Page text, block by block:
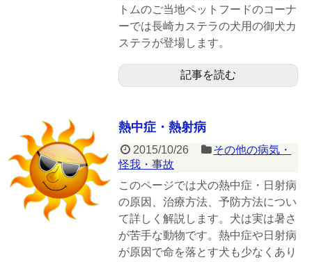
トムのご当地ペットフードのコーナ
ーでは長崎カステラの犬用の御犬カ
ステラが登場します。
記事を読む
熱中症・熱射病
2015/10/26
その他の病気・
怪我・事故
このページでは犬の熱中症・日射病
の原因、治療方法、予防方法につい
て詳しく解説します。犬は実は暑さ
が苦手な動物です。熱中症や日射病
が原因で命を落とす犬も少なくあり